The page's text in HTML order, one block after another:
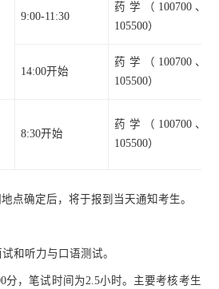
9:00-11:30
药学（ 100700、
105500）
14:00开始
药学（ 100700、
105500）
8:30开始
药学（ 100700、
105500）
点确定后，将于报到当天通知考生。
和听力与口语测试。
分，笔试时间为2.5小时。主要考核考生